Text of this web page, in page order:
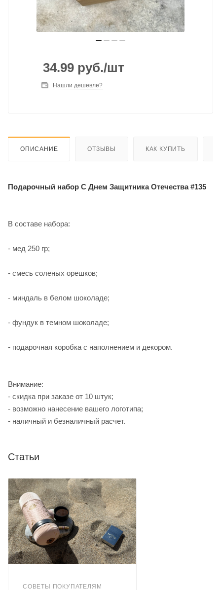
34.99 руб./шт
Нашли дешевле?
ОПИСАНИЕ ОТЗЫВЫ КАК КУПИТЬ
Подарочный набор C Днем Защитника Отечества #135
В составе набора:
- мед 250 гр;
- смесь соленых орешков;
- миндаль в белом шоколаде;
- фундук в темном шоколаде;
- подарочная коробка с наполнением и декором.
Внимание:
- скидка при заказе от 10 штук;
- возможно нанесение вашего логотипа;
- наличный и безналичный расчет.
Статьи
СОВЕТЫ ПОКУПАТЕЛЯМ